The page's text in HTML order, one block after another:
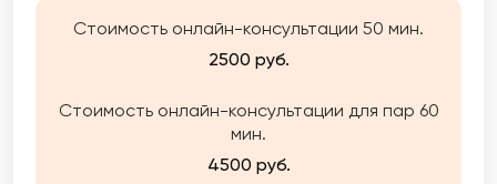
на автопилоте.
Стоимость онлайн-консультации 50 мин.
2500 руб.
Стоимость онлайн-консультации для пар 60
мин.
4500 руб.